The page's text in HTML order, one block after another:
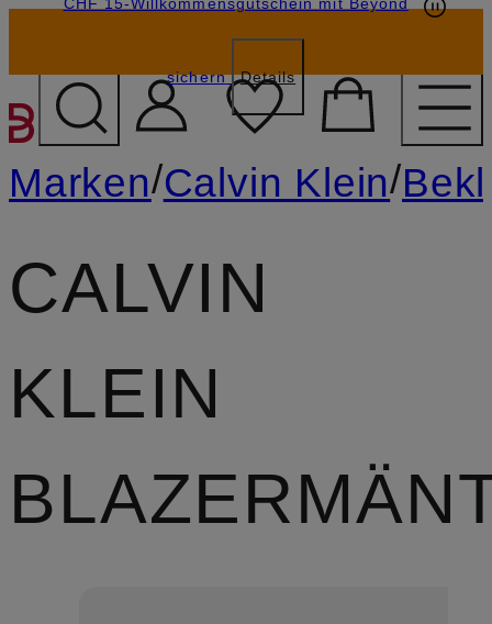
ZUM HAUPTINHALT
sichern Details
Marken/Calvin Klein/
CALVIN
KLEIN